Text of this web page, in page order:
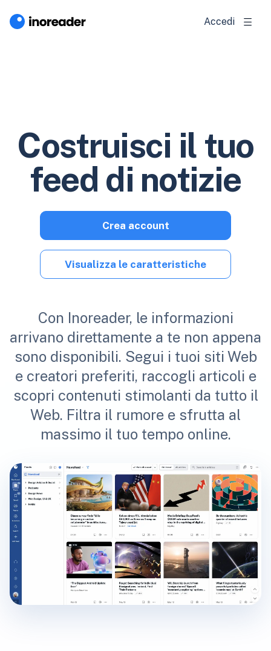
Accedi
Costruisci il tuo
feed di notizie
Con Inoreader, le informazioni
arrivano direttamente a te non appena
sono disponibili. Segui i tuoi siti Web
e creatori preferiti, raccogli articoli e
scopri contenuti stimolanti da tutto il
Web. Filtra il rumore e sfrutta al
massimo il tuo tempo online.
Crea account
Visualizza le caratteristiche